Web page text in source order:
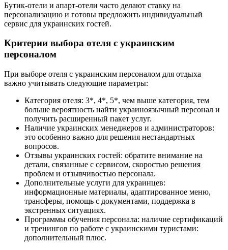
Бутик-отели и апарт-отели часто делают ставку на
персонализацию и готовы предложить индивидуальный
сервис для украинских гостей.
Критерии выбора отеля с украинским
персоналом
При выборе отеля с украинским персоналом для отдыха
важно учитывать следующие параметры:
Категория отеля: 3*, 4*, 5*, чем выше категория, тем
больше вероятность найти украиноязычный персонал и
получить расширенный пакет услуг.
Наличие украинских менеджеров и администраторов:
это особенно важно для решения нестандартных
вопросов.
Отзывы украинских гостей: обратите внимание на
детали, связанные с сервисом, скоростью решения
проблем и отзывчивостью персонала.
Дополнительные услуги для украинцев:
информационные материалы, адаптированное меню,
трансферы, помощь с документами, поддержка в
экстренных ситуациях.
Программы обучения персонала: наличие сертификаций
и тренингов по работе с украинскими туристами:
дополнительный плюс.